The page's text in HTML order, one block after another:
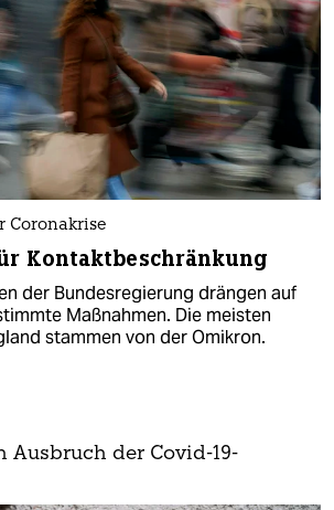
Coronakrise
Kontaktbeschränkung
der Bundesregierung drängen auf
Maßnahmen. Die meisten
stammen von der Omikron.
Ausbruch der Covid-19-